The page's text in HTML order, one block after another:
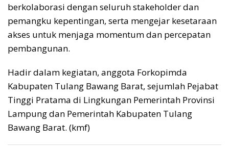
berkolaborasi dengan seluruh stakeholder dan
pemangku kepentingan, serta mengejar kesetaraan
akses untuk menjaga momentum dan percepatan
pembangunan.
Hadir dalam kegiatan, anggota Forkopimda
Kabupaten Tulang Bawang Barat, sejumlah Pejabat
Tinggi Pratama di Lingkungan Pemerintah Provinsi
Lampung dan Pemerintah Kabupaten Tulang
Bawang Barat. (kmf)